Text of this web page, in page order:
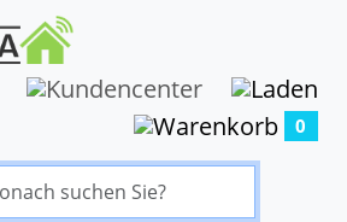
0